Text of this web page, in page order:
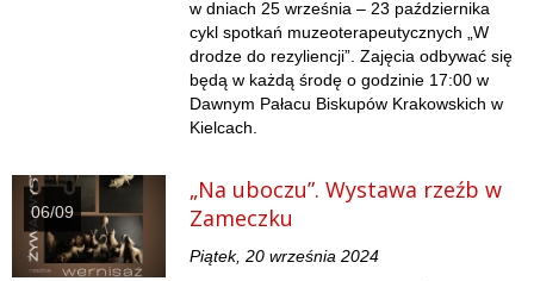
w dniach 25 września – 23 października
cykl spotkań muzeoterapeutycznych „W
drodze do rezyliencji”. Zajęcia odbywać się
będą w każdą środę o godzinie 17:00 w
Dawnym Pałacu Biskupów Krakowskich w
Kielcach.
06/09
„Na uboczu”. Wystawa rzeźb w
Zameczku
Piątek, 20 września 2024